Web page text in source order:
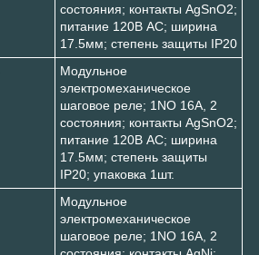
состояния; контакты AgSnO2;
питание 120В АC; ширина
17.5мм; степень защиты IP20
Модульное
электромеханическое
шаговое реле; 1NO 16А, 2
состояния; контакты AgSnO2;
питание 120В АC; ширина
17.5мм; степень защиты
IP20; упаковка 1шт.
Модульное
электромеханическое
шаговое реле; 1NO 16А, 2